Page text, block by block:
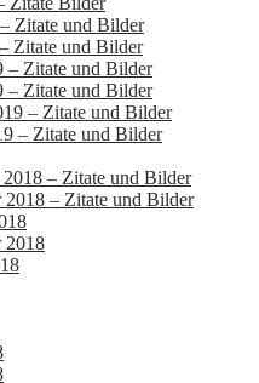
Zitate und Bilder
Zitate und Bilder
– Zitate und Bilder
– Zitate und Bilder
– Zitate und Bilder
– Zitate und Bilder
2018 – Zitate und Bilder
2018 – Zitate und Bilder
2018